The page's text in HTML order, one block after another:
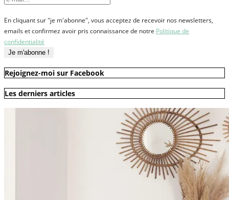
En cliquant sur "je m'abonne", vous acceptez de recevoir nos newsletters,
emails et confirmez avoir pris connaissance de notre Politique de
confidentialité
Rejoignez-moi sur Facebook
Les derniers articles